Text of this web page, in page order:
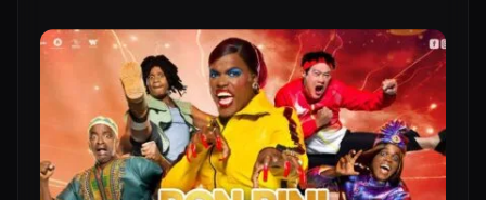
DRONES
CINEMA DRONE OPERATOR